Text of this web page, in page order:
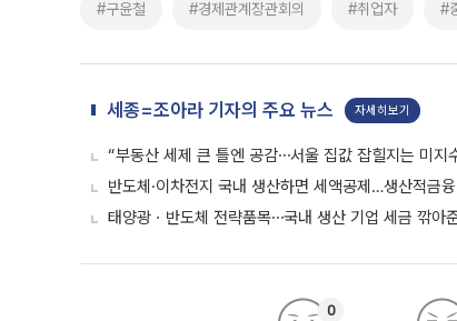
#구윤철 #경제관계장관회의 #취업자 #
세종=조아라 기자의 주요 뉴스 자세히보기
“부동산 세제 큰 틀엔 공감⋯서울 집값 잡힐지는 미
반도체·이차전지 국내 생산하면 세액공제…생산적금
태양광ㆍ반도체 전략품목⋯국내 생산 기업 세금 깎아
0